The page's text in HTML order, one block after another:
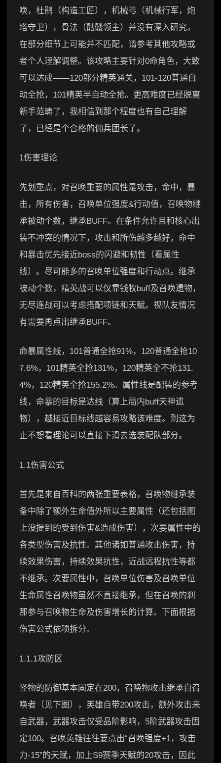
唤，杜鹃（构造工匠），机械弓（机械行军，炮
塔守卫），骨法（骷髅领主）并没有深入研究，
在部分细节上可能并不匹配，请参考其他攻略或
者个人理解调整。该攻略主要针对0命角色，大致
可以达成——120部分精英通关，101-120普通自
动全抢，101精英半自动全抢。更高难度已经脱离
新手范畴了，我相信到那个程度也有自己理解
了，已经是个合格的佣兵团长了。
1伤害理论
先划重点，对召唤重要的属性是攻击，命中，暴
击，所有伤害，召唤单位强度&行动值，召唤物继
承被动个数，继承BUFF。在条件允许且和核心出
装不冲突的情况下，攻击和所伤越多越好，命中
和暴击优先接近boss的闪避和韧性（看属性
线）。尽可能多的召唤单位强度和行动点。继承
被动个数，精英战可以仅靠钱牧buff及召唤遗物，
无尽连战可以考虑搭配项链和天赋。视队友情况
有需要再点出继承BUFF。
命暴属性线，101普通全抢91%，120普通全抢10
7.6%，101精英全抢131%，120精英全不抢131.
4%，120精英全抢155.2%。属性线是配装的参考
线，命暴的目标是达线（算上局内buff天神遗
物），越接近目标线越容易攻略该难度。到这为
止不想看理论可以直接下滑去选装配队部分。
1.1伤害公式
首先是来自百科的两张重要表格，召唤物继承装
备中除了额外生命值外所以主要属性（还包括图
上没提到的受到伤害&造成伤害），次要属性中的
各类型伤害及抗性。其他诸如普通攻击伤害，持
续效果伤害，持续效果抗性，近战远程抗性等都
不继承。次要属性中，召唤单位伤害及召唤单位
生命属性召唤物虽然不直接继承，但在召唤的刹
那参与召唤物生命及伤害增长的计算。下面根据
伤害公式依项拆分。
1.1.1攻防区
怪物的防御基本固定在200，召唤物攻击继承自召
唤者（见下图），英雄自带200攻击，额外攻击来
自武器，武器攻击仅受品阶影响，5阶武器攻击固
定100。召唤英雄往往要点出“召唤强度+1，攻击
力-15”的天赋，加上S9赛季天赋的20攻击，因此